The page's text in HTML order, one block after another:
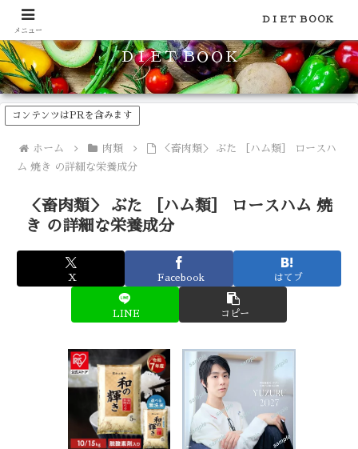
食品のカロリーや糖質などの栄養素がわかる！健康やダイエットに
ＤＩＥＴ ＢＯＯＫ
コンテンツはPRを含みます
ホーム 肉類
＜畜肉類＞ ぶた ［ハム類］ ロースハ
ム 焼き の詳細な栄養成分
＜畜肉類＞ ぶた ［ハム類］ ロースハム 焼
き の詳細な栄養成分
X Facebook はてブ
LINE コピー
メニュー
ＤＩＥＴ ＢＯＯＫ